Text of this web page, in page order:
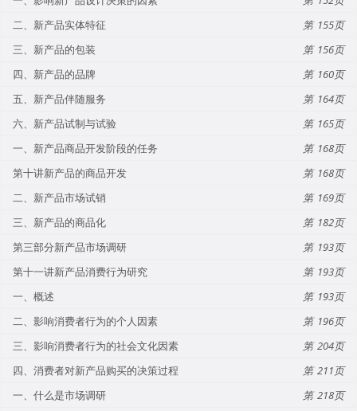
二、新产品实体特征
155
三、新产品的包装
156
四、新产品的品牌
160
五、新产品伴随服务
164
六、新产品试制与试验
165
一、新产品商品开发阶段的任务
168
第十讲新产品的商品开发
168
二、新产品市场试销
169
三、新产品的商品化
182
第三部分新产品市场调研
193
第十一讲新产品消费行为研究
193
一、概述
193
二、影响消费者行为的个人因素
196
三、影响消费者行为的社会文化因素
204
四、消费者对新产品购买的决策过程
211
一、什么是市场调研
218